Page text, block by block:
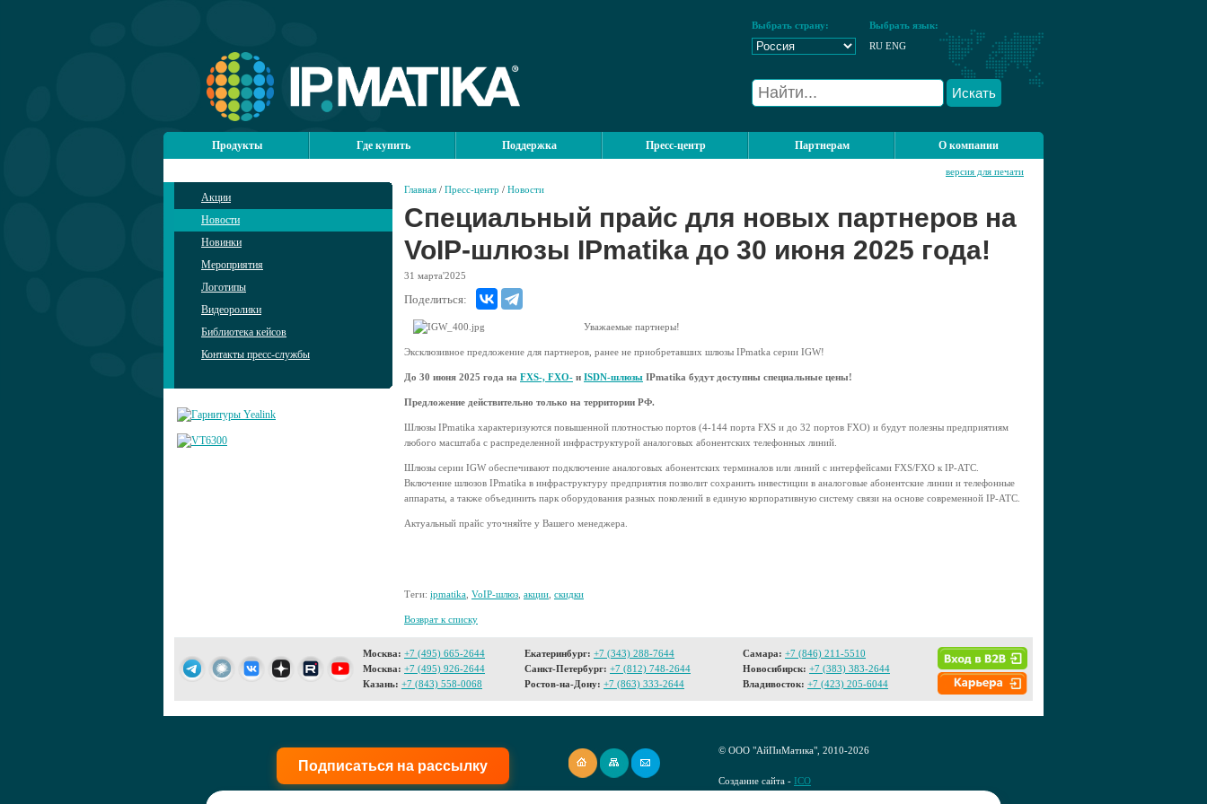
Выбрать страну:
Выбрать язык:
RU ENG
Искать
Продукты Где купить Поддержка Пресс-центр Партнерам О компании
Акции
Новости
Новинки
Мероприятия
Логотипы
Видеоролики
Библиотека кейсов
Контакты пресс-службы
Главная / Пресс-центр / Новости
версия для печати
Специальный прайс для новых партнеров на
VoIP-шлюзы IPmatika до 30 июня 2025 года!
31 марта'2025
Поделиться:
Уважаемые партнеры!
Эксклюзивное предложение для партнеров, ранее не приобретавших шлюзы IPmatka серии IGW!
До 30 июня 2025 года на FXS-, FXO- и ISDN-шлюзы IPmatika будут доступны специальные цены!
Предложение действительно только на территории РФ.
Шлюзы IPmatika характеризуются повышенной плотностью портов (4-144 порта FXS и до 32 портов FXO) и будут полезны предприятиям
любого масштаба с распределенной инфраструктурой аналоговых абонентских телефонных линий.
Шлюзы серии IGW обеспечивают подключение аналоговых абонентских терминалов или линий с интерфейсами FXS/FXO к IP-АТС.
Включение шлюзов IPmatika в инфраструктуру предприятия позволит сохранить инвестиции в аналоговые абонентские линии и телефонные
аппараты, а также объединить парк оборудования разных поколений в единую корпоративную систему связи на основе современной IP-АТС.
Актуальный прайс уточняйте у Вашего менеджера.
Теги: ipmatika VoIP-шлюз акции скидки
Возврат к списку
Москва: +7 (495) 665-2644
Москва: +7 (495) 926-2644
Казань: +7 (843) 558-0068
Екатеринбург: +7 (343) 288-7644
Санкт-Петербург: +7 (812) 748-2644
Ростов-на-Дону: +7 (863) 333-2644
Самара: +7 (846) 211-5510
Новосибирск: +7 (383) 383-2644
Владивосток: +7 (423) 205-6044
Подписаться на рассылку
© ООО "АйПиМатика", 2010-2026
Создание сайта - ICO